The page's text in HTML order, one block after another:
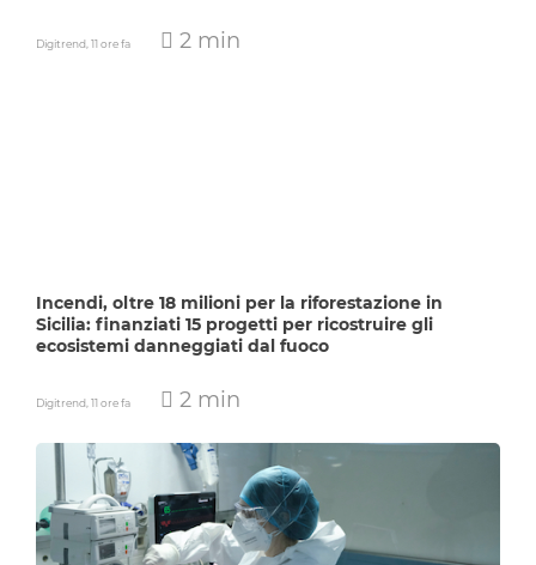
Digitrend,11 ore fa 2 min
Incendi, oltre 18 milioni per la riforestazione in
Sicilia: finanziati 15 progetti per ricostruire gli
ecosistemi danneggiati dal fuoco
Digitrend,11 ore fa 2 min